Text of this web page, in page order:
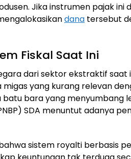
Jika instrumen pajak ini
dana tersebut
Fiskal Saat Ini
dari sektor ekstraktif saat
yang kurang relevan
bara yang menyumbang
SDA menuntut adanya
sistem royalti berbasis